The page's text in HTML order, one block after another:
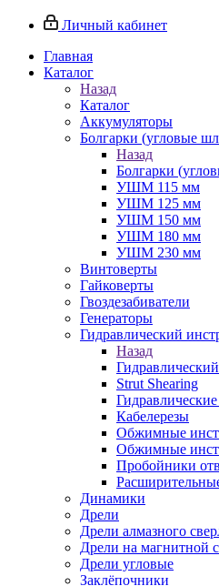
Личный кабинет
Главная
Каталог
Назад
Каталог
Аккумуляторы
Болгарки (угловые
Назад
Болгарки
УШМ 115 мм
УШМ 125 мм
УШМ 150 мм
УШМ 180 мм
УШМ 230 мм
Винтоверты
Гайковерты
Гвоздезабиватели
Генераторы
Гидравлический
Назад
Strut Shearing
Кабелерезы
Обжимные
Обжимные
Пробойники
Динамики
Дрели
Дрели алмазного
Дрели на магнитной
Дрели угловые
Заклёпочники